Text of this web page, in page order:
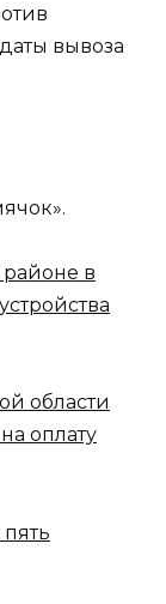
вывоза
в
области
оплату